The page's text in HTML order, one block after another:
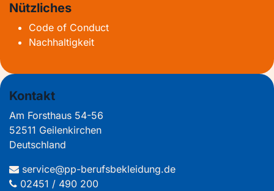
Nützliches
Code of Conduct
Nachhaltigkeit
Kontakt
Am Forsthaus 54-56
52511 Geilenkirchen
Deutschland
service@pp-berufsbekleidung.de
02451 / 490 200